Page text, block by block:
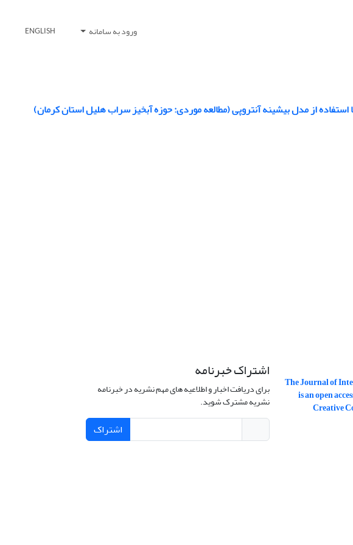
ورود به سامانه ENGLISH
از مدل بیشینه آنتروپی (مطالعه موردی: حوزه آبخیز سراب هلیل استان کرمان)
The Journal of
is an open
Creative
اشتراک خبرنامه
برای دریافت اخبار و اطلاعیه های مهم نشریه در خبرنامه
نشریه مشترک شوید.
اشتراک